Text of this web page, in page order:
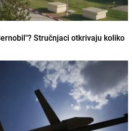
Stručnjaci otkrivaju koliko